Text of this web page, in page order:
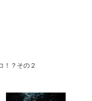
！？その２